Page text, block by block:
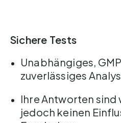
Sichere Tests
Unabhängiges,
zuverlässiges
Ihre Antworten sind
jedoch keinen